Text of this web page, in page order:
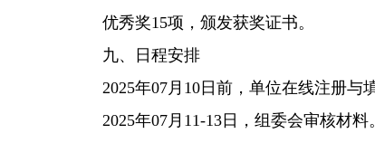
优秀奖15项，颁发获奖证书。
九、日程安排
2025年07月10日前，单位在线注册与填
2025年07月11-13日，组委会审核材料。